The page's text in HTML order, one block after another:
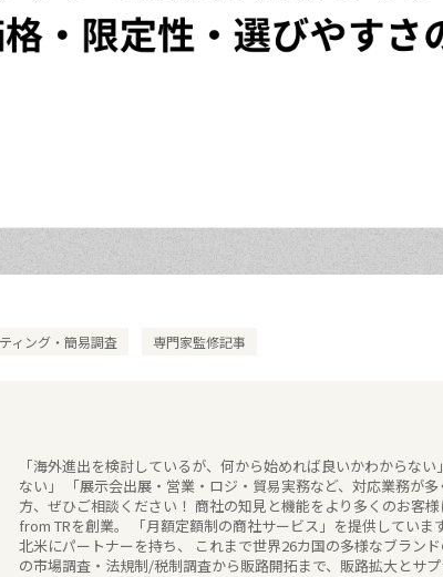
ィング・簡易調査 専門家監修記事
「海外進出を検討しているが、何から始めれば良いかわからな
ない」 「展示会出展・営業・ロジ・貿易実務など、対応業務が
方、ぜひご相談ください！ 商社の知見と機能をより多くのお客様に届けるべく、 住友商事株式会社を経て、
from TRを創業。 「月額定額制の商社サービス」を提供しています。 東アジア・東南アジア・ヨーロッ
北米にパートナーを持ち、 これまで世界26カ国の多様なブラン
の市場調査・法規制/税制調査から販路開拓まで、販路拡大とサ